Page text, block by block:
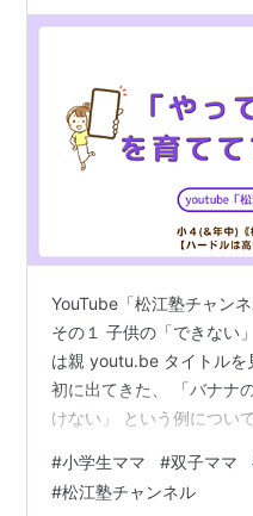
YouTube「松江塾チャン
その１ 子供の「できない
は親 youtu.be タイトルを
初に出てきた、 「バナナ
けない」 という例につい
部分にはっとしたのでし
で、 「できるようになる
#小学生ママ #双子ママ
#松江塾チャンネル